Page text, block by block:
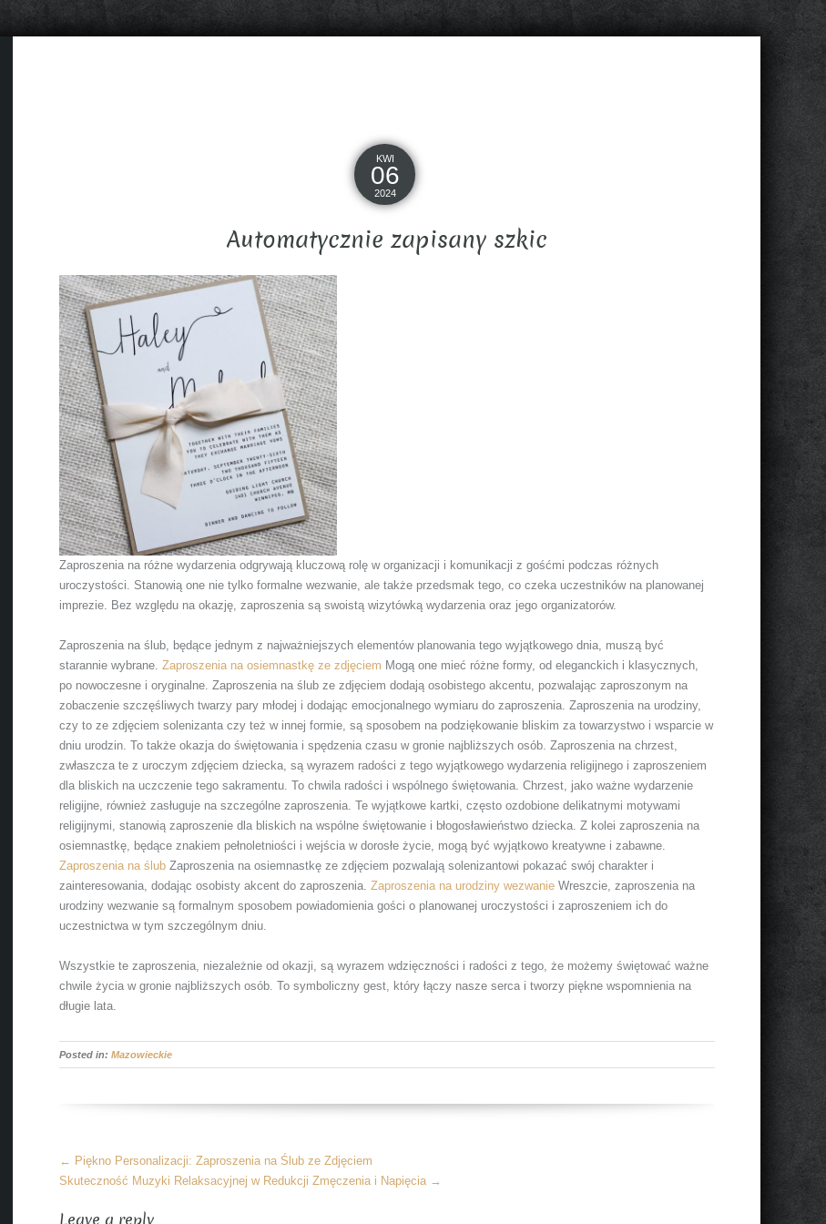
KWI
06
2024
Automatycznie zapisany szkic
Zaproszenia na różne wydarzenia odgrywają kluczową rolę w organizacji i komunikacji z gośćmi podczas różnych
uroczystości. Stanowią one nie tylko formalne wezwanie, ale także przedsmak tego, co czeka uczestników na planowanej
imprezie. Bez względu na okazję, zaproszenia są swoistą wizytówką wydarzenia oraz jego organizatorów.
Zaproszenia na ślub, będące jednym z najważniejszych elementów planowania tego wyjątkowego dnia, muszą być
starannie wybrane.Zaproszenia na osiemnastkę ze zdjęciem Mogą one mieć różne formy, od eleganckich i klasycznych,
po nowoczesne i oryginalne. Zaproszenia na ślub ze zdjęciem dodają osobistego akcentu, pozwalając zaproszonym na
zobaczenie szczęśliwych twarzy pary młodej i dodając emocjonalnego wymiaru do zaproszenia. Zaproszenia na urodziny,
czy to ze zdjęciem solenizanta czy też w innej formie, są sposobem na podziękowanie bliskim za towarzystwo i wsparcie w
dniu urodzin. To także okazja do świętowania i spędzenia czasu w gronie najbliższych osób. Zaproszenia na chrzest,
zwłaszcza te z uroczym zdjęciem dziecka, są wyrazem radości z tego wyjątkowego wydarzenia religijnego i zaproszeniem
dla bliskich na uczczenie tego sakramentu. To chwila radości i wspólnego świętowania. Chrzest, jako ważne wydarzenie
religijne, również zasługuje na szczególne zaproszenia. Te wyjątkowe kartki, często ozdobione delikatnymi motywami
religijnymi, stanowią zaproszenie dla bliskich na wspólne świętowanie i błogosławieństwo dziecka. Z kolei zaproszenia na
osiemnastkę, będące znakiem pełnoletniości i wejścia w dorosłe życie, mogą być wyjątkowo kreatywne i zabawne.
Zaproszenia na ślub Zaproszenia na osiemnastkę ze zdjęciem pozwalają solenizantowi pokazać swój charakter i
zainteresowania, dodając osobisty akcent do zaproszenia.Zaproszenia na urodziny wezwanie Wreszcie, zaproszenia na
urodziny wezwanie są formalnym sposobem powiadomienia gości o planowanej uroczystości i zaproszeniem ich do
uczestnictwa w tym szczególnym dniu.
Wszystkie te zaproszenia, niezależnie od okazji, są wyrazem wdzięczności i radości z tego, że możemy świętować ważne
chwile życia w gronie najbliższych osób. To symboliczny gest, który łączy nasze serca i tworzy piękne wspomnienia na
długie lata.
Posted in:Mazowieckie
More
Articles
← Piękno Personalizacji: Zaproszenia na Ślub ze Zdjęciem
Skuteczność Muzyki Relaksacyjnej w Redukcji Zmęczenia i Napięcia →
Leave a reply